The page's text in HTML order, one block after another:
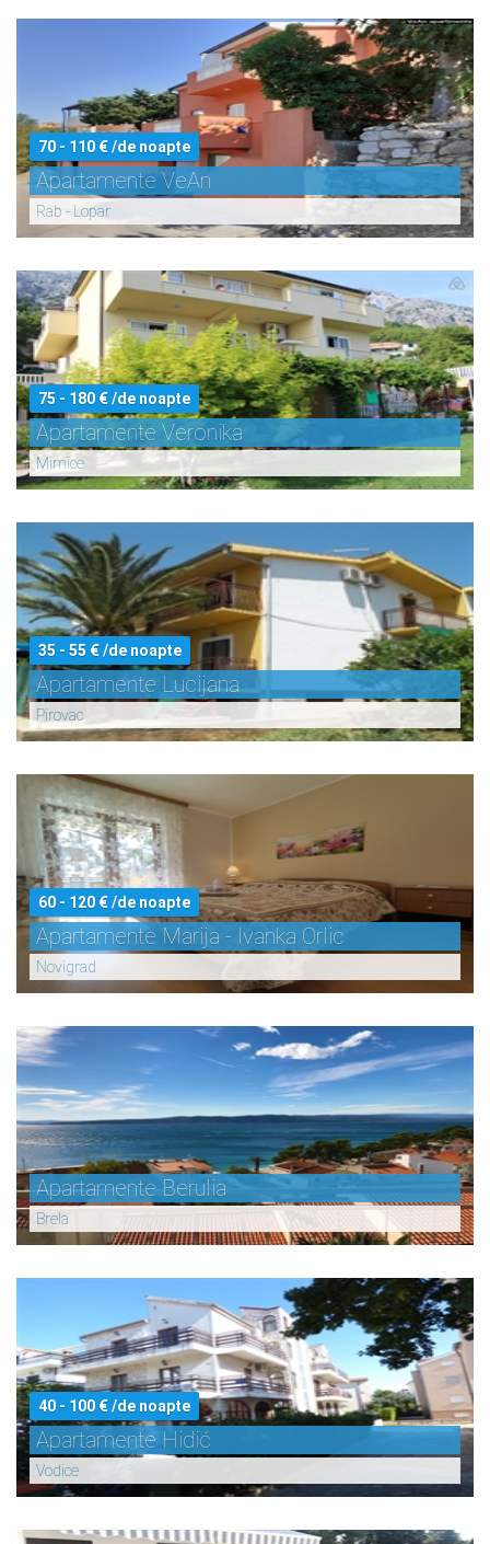
70 - 110 € /de noapte
Apartamente VeAn
Rab - Lopar
75 - 180 € /de noapte
Apartamente Veronika
Mimice
35 - 55 € /de noapte
Apartamente Lucijana
Pirovac
60 - 120 € /de noapte
Apartamente Marija - Ivanka Orlic
Novigrad
Apartamente Berulia
Brela
40 - 100 € /de noapte
Apartamente Hidić
Vodice